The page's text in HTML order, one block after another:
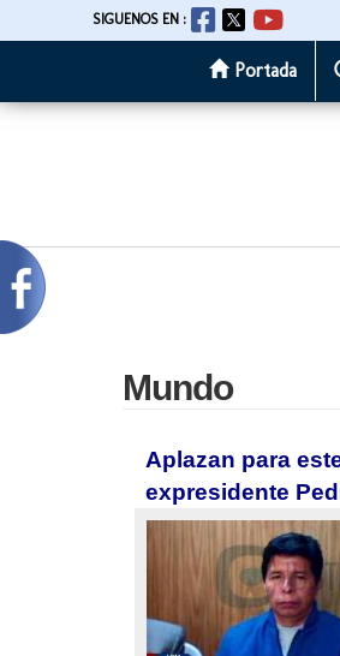
al
SIGUENOS EN :
Portada
Mundo
Aplazan para
expresidente